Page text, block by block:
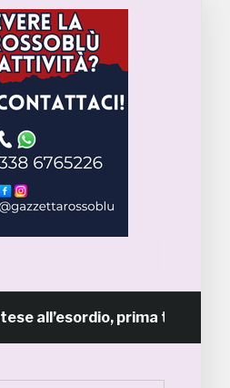
prima trasferta a